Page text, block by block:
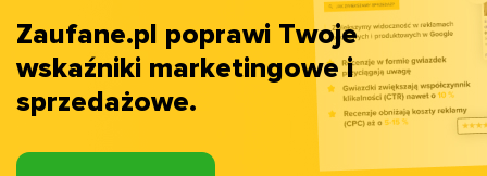
Zaufane.pl poprawi Twoje
wskaźniki marketingowe i
sprzedażowe.